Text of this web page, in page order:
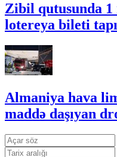
Zibil qutusunda
lotereya bileti
Almaniya hava
maddə daşıyan